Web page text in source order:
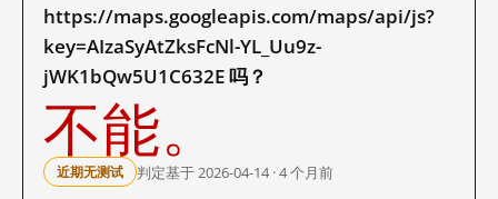
https://maps.googleapis.com/maps/api/js?
key=AIzaSyAtZksFcNl-YL_Uu9z-
jWK1bQw5U1C632E 吗？
不能。
近期无测试 判定基于 2026-04-14 · 4 个月前